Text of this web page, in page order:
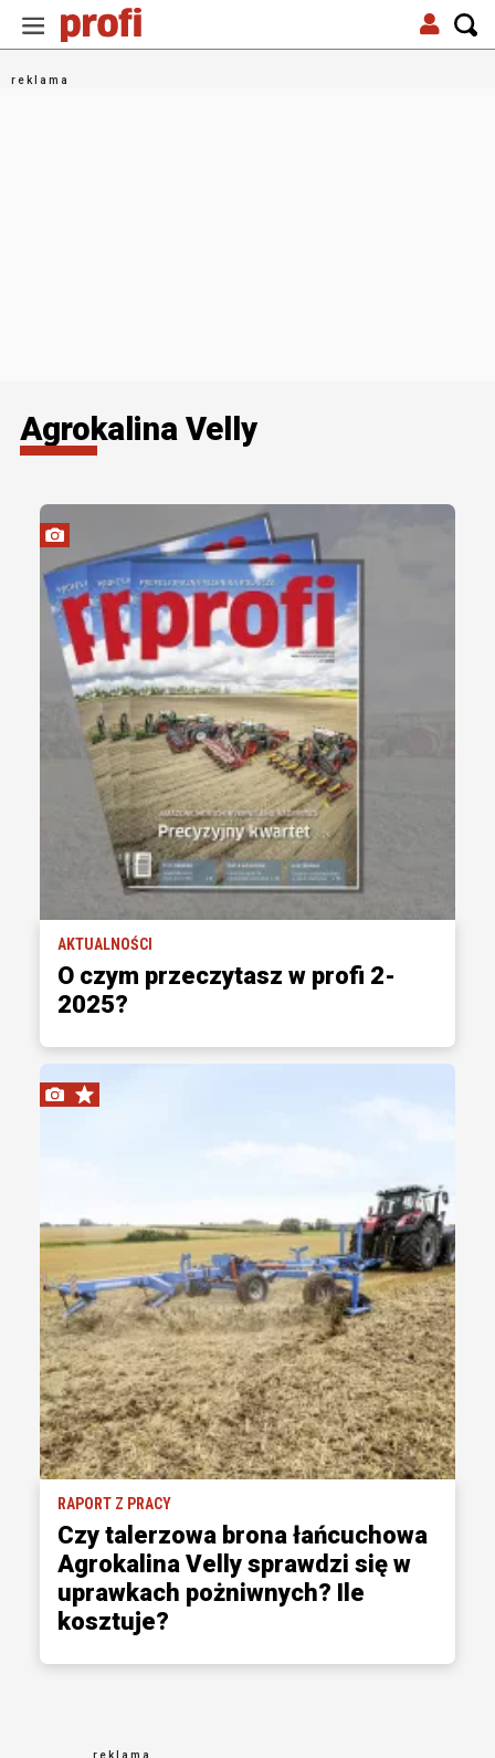
Agrokalina Velly
AKTUALNOŚCI
O czym przeczytasz w profi 2-
2025?
RAPORT Z PRACY
Czy talerzowa brona łańcuchowa
Agrokalina Velly sprawdzi się w
uprawkach pożniwnych? Ile
kosztuje?